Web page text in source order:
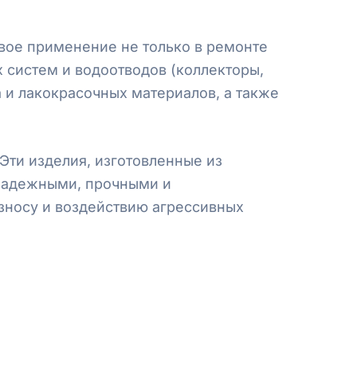
применение не только в ремонте
и водоотводов (коллекторы,
лакокрасочных материалов, а также
изделия, изготовленные из
прочными и
и воздействию агрессивных